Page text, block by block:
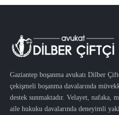
Gaziantep boşanma avukatı Dilber
çekişmeli boşanma davalarında
destek sunmaktadır. Velayet, nafaka,
aile hukuku davalarında deneyimli